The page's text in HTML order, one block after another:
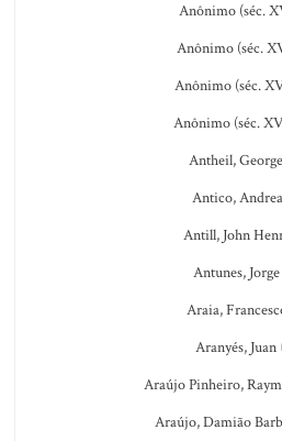
Anônimo (séc.
Anônimo (séc.
Anônimo (séc.
Anônimo (séc.
Antheil, George
Antico, Andrea
Antill, John
Antunes, Jorge
Araia,
Aranyés, Juan
Araújo Pinheiro,
Araújo, Damião